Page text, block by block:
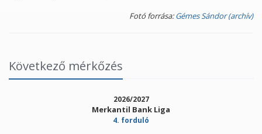
Fotó forrása:Gémes Sándor (archív)
Következő mérkőzés
2026/2027
Merkantil Bank Liga
4. forduló